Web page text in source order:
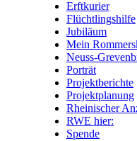
Erftkurier
Flüchtlingshilfe
Jubiläum
Mein
Neuss-
Porträt
Projektberichte
Projektplanung
Rheinischer
RWE hier:
Spende